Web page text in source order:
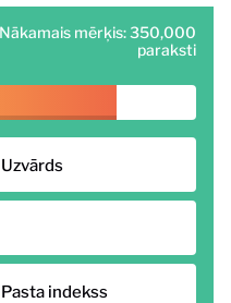
Nākamais mērķis: 350,000
paraksti
Uzvārds
Pasta indekss